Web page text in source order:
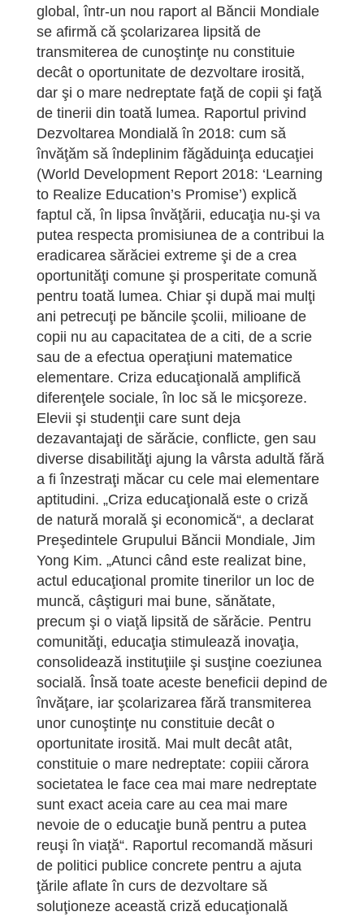
global, într-un nou raport al Băncii Mondiale
se afirmă că şcolarizarea lipsită de
transmiterea de cunoştinţe nu constituie
decât o oportunitate de dezvoltare irosită,
dar şi o mare nedreptate faţă de copii şi faţă
de tinerii din toată lumea. Raportul privind
Dezvoltarea Mondială în 2018: cum să
învăţăm să îndeplinim făgăduinţa educaţiei
(World Development Report 2018: ‘Learning
to Realize Education’s Promise’) explică
faptul că, în lipsa învăţării, educaţia nu-şi va
putea respecta promisiunea de a contribui la
eradicarea sărăciei extreme şi de a crea
oportunităţi comune şi prosperitate comună
pentru toată lumea. Chiar şi după mai mulţi
ani petrecuţi pe băncile şcolii, milioane de
copii nu au capacitatea de a citi, de a scrie
sau de a efectua operaţiuni matematice
elementare. Criza educaţională amplifică
diferenţele sociale, în loc să le micşoreze.
Elevii şi studenţii care sunt deja
dezavantajaţi de sărăcie, conflicte, gen sau
diverse disabilităţi ajung la vârsta adultă fără
a fi înzestraţi măcar cu cele mai elementare
aptitudini. „Criza educaţională este o criză
de natură morală şi economică“, a declarat
Preşedintele Grupului Băncii Mondiale, Jim
Yong Kim. „Atunci când este realizat bine,
actul educaţional promite tinerilor un loc de
muncă, câştiguri mai bune, sănătate,
precum şi o viaţă lipsită de sărăcie. Pentru
comunităţi, educaţia stimulează inovaţia,
consolidează instituţiile şi susţine coeziunea
socială. Însă toate aceste beneficii depind de
învăţare, iar şcolarizarea fără transmiterea
unor cunoştinţe nu constituie decât o
oportunitate irosită. Mai mult decât atât,
constituie o mare nedreptate: copiii cărora
societatea le face cea mai mare nedreptate
sunt exact aceia care au cea mai mare
nevoie de o educaţie bună pentru a putea
reuşi în viaţă“. Raportul recomandă măsuri
de politici publice concrete pentru a ajuta
ţările aflate în curs de dezvoltare să
soluţioneze această criză educaţională